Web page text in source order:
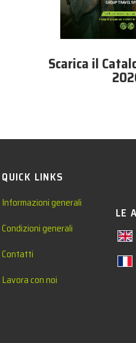
Scarica il
QUICK LINKS
Informazioni generali
Condizioni generali
Contatti
Lavora con noi
LE